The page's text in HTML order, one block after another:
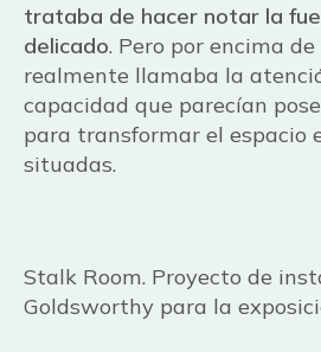
trataba de hacer notar la
delicado. Pero por encima
realmente llamaba la
capacidad que parecían
para transformar el espacio
situadas.
Stalk Room. Proyecto de
Goldsworthy para la